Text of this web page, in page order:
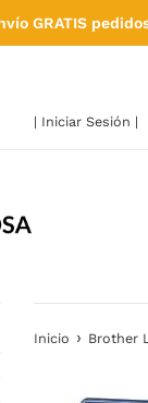
GRATIS
| Iniciar Sesión |
Inicio › Brother